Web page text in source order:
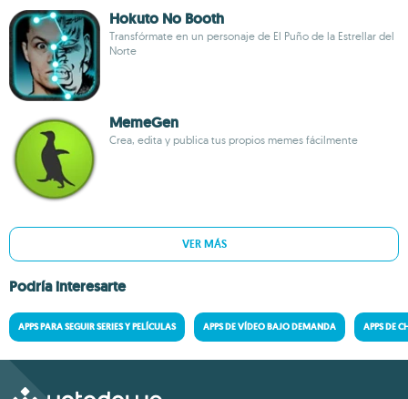
Hokuto No Booth
Transfórmate en un personaje de El Puño de la Estrellar del
Norte
MemeGen
Crea, edita y publica tus propios memes fácilmente
VER MÁS
Podría interesarte
APPS PARA SEGUIR SERIES Y PELÍCULAS APPS DE VÍDEO BAJO DEMANDA APPS DE